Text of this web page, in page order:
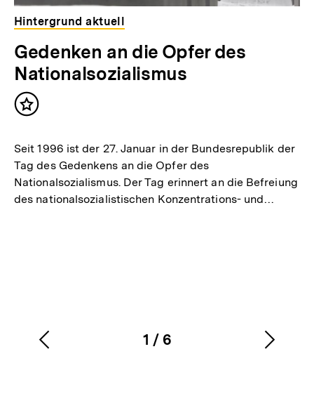
Hintergrund aktuell
Gedenken an die Opfer des
Nationalsozialismus
Inhalt
Seit 1996 ist der 27. Januar in der Bundesrepublik der
Tag des Gedenkens an die Opfer des
Nationalsozialismus. Der Tag erinnert an die Befreiung
des nationalsozialistischen Konzentrations- und…
Karussellinhalt
1
von
/ 6
Vorherigen